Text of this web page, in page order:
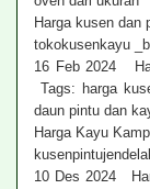
Harga kusen
tokokusenkayu
16 Feb 2024
Tags: harga
daun pintu dan
Harga Kayu
10 Des 2024